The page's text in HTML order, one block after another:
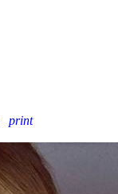
print